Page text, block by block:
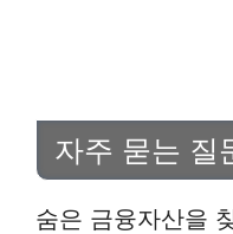
자주 묻는 질
숨은 금융자산을